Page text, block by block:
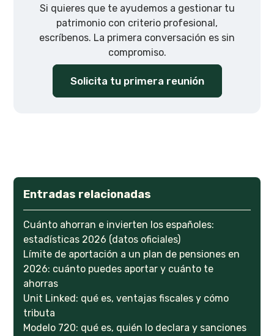
Si quieres que te ayudemos a gestionar tu
patrimonio con criterio profesional,
escríbenos. La primera conversación es sin
compromiso.
Solicita tu primera reunión
Entradas relacionadas
Cuánto ahorran e invierten los españoles:
estadísticas 2026 (datos oficiales)
Límite de aportación a un plan de pensiones en
2026: cuánto puedes aportar y cuánto te
ahorras
Unit Linked: qué es, ventajas fiscales y cómo
tributa
Modelo 720: qué es, quién lo declara y sanciones